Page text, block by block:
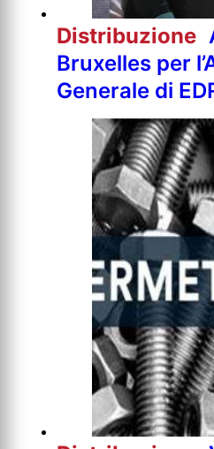
Distribuzione
Bruxelles per
Generale di